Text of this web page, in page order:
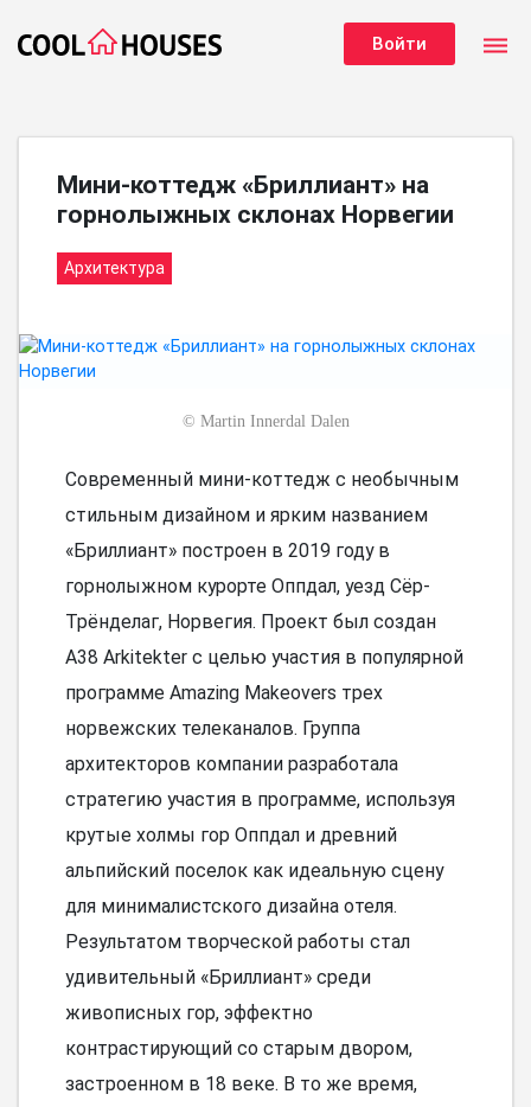
Войти dehaze
Мини-коттедж «Бриллиант» на
горнолыжных склонах Норвегии
Архитектура
© Martin Innerdal Dalen
Современный мини-коттедж с необычным
стильным дизайном и ярким названием
«Бриллиант» построен в 2019 году в
горнолыжном курорте Оппдал, уезд Сёр-
Трёнделаг, Норвегия. Проект был создан
A38 Arkitekter с целью участия в популярной
программе Amazing Makeovers трех
норвежских телеканалов. Группа
архитекторов компании разработала
стратегию участия в программе, используя
крутые холмы гор Оппдал и древний
альпийский поселок как идеальную сцену
для минималистского дизайна отеля.
Результатом творческой работы стал
удивительный «Бриллиант» среди
живописных гор, эффектно
контрастирующий со старым двором,
застроенном в 18 веке. В то же время,